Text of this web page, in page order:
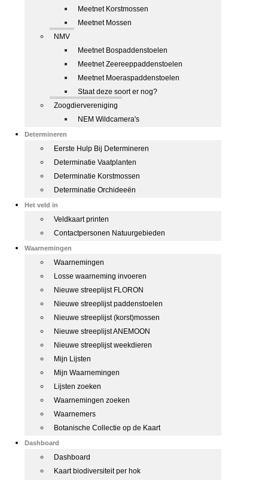
Meetnet Korstmossen
Meetnet Mossen
NMV
Meetnet Bospaddenstoelen
Meetnet Zeereeppaddenstoelen
Meetnet Moeraspaddenstoelen
Staat deze soort er nog?
Zoogdiervereniging
NEM Wildcamera's
Determineren
Eerste Hulp Bij Determineren
Determinatie Vaatplanten
Determinatie Korstmossen
Determinatie Orchideeën
Het veld in
Veldkaart printen
Contactpersonen Natuurgebieden
Waarnemingen
Waarnemingen
Losse waarneming invoeren
Nieuwe streeplijst FLORON
Nieuwe streeplijst paddenstoelen
Nieuwe streeplijst (korst)mossen
Nieuwe streeplijst ANEMOON
Nieuwe streeplijst weekdieren
Mijn Lijsten
Mijn Waarnemingen
Lijsten zoeken
Waarnemingen zoeken
Waarnemers
Botanische Collectie op de Kaart
Dashboard
Dashboard
Kaart biodiversiteit per hok